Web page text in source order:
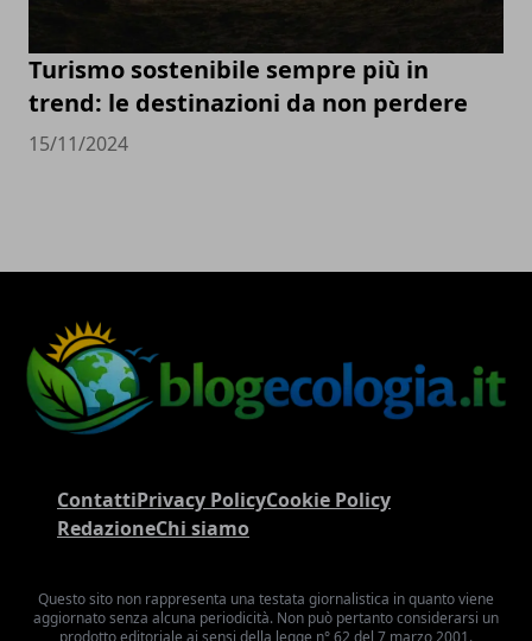
Turismo sostenibile sempre più in
trend: le destinazioni da non perdere
15/11/2024
ContattiPrivacy PolicyCookie Policy
RedazioneChi siamo
Questo sito non rappresenta una testata giornalistica in quanto viene
aggiornato senza alcuna periodicità. Non può pertanto considerarsi un